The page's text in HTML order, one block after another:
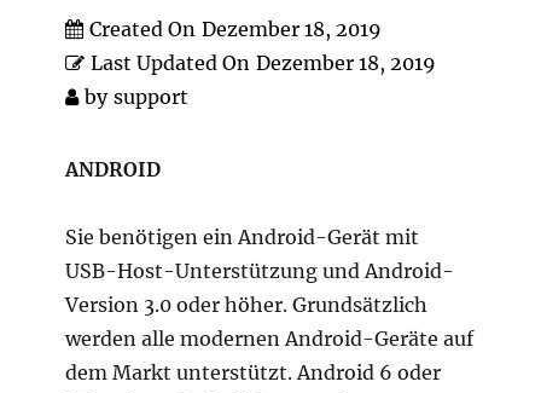
Created On Dezember 18, 2019
Last Updated On Dezember 18, 2019
by support
ANDROID
Sie benötigen ein Android-Gerät mit
USB-Host-Unterstützung und Android-
Version 3.0 oder höher. Grundsätzlich
werden alle modernen Android-Geräte auf
dem Markt unterstützt. Android 6 oder